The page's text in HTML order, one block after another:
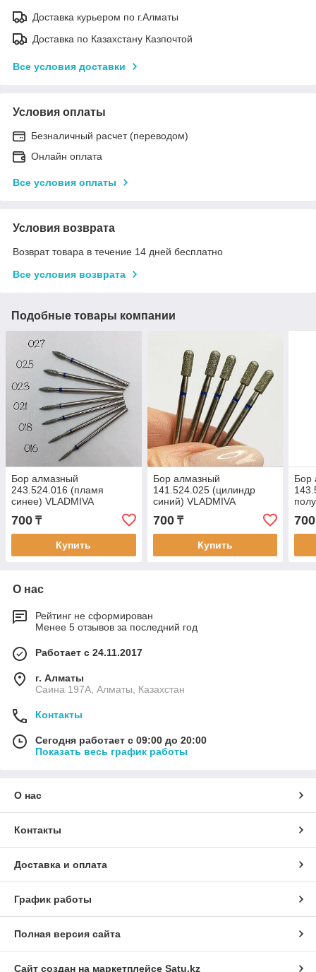
Доставка курьером по г.Алматы
Доставка по Казахстану Казпочтой
Все условия доставки
Условия оплаты
Безналичный расчет (переводом)
Онлайн оплата
Все условия оплаты
Условия возврата
Возврат товара в течение 14 дней бесплатно
Все условия возврата
Подобные товары компании
Бор алмазный
243.524.016 (пламя
синее) VLADMIVA
700 ₸
Купить
Бор алмазный
141.524.025 (цилиндр
синий) VLADMIVA
700₸
Купить
Бор
700
О нас
Рейтинг не сформирован
Менее 5 отзывов за последний год
Работает с 24.11.2017
г. Алматы
Саина 197А, Алматы, Казахстан
Контакты
Сегодня работает с 09:00 до 20:00
Показать весь график работы
О нас
Контакты
Доставка и оплата
График работы
Полная версия сайта
Сайт создан на маркетплейсе Satu.kz